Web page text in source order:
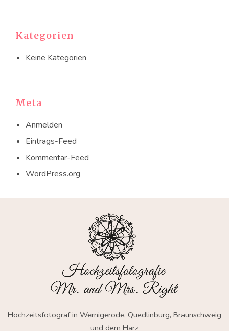
Kategorien
Keine Kategorien
Meta
Anmelden
Eintrags-Feed
Kommentar-Feed
WordPress.org
Hochzeitsfotograf in Wernigerode, Quedlinburg, Braunschweig
und dem Harz